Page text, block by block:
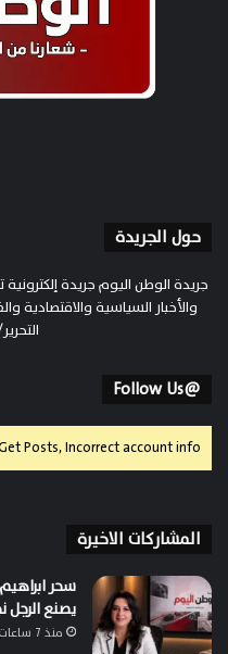
حول الجريدة
جريدة الوطن اليوم جريدة إلكترونية
والأخبار السياسية والاقتصادية
@Follow Us
Posts, Incorrect account info.
المشاركات الاخيرة
سحر
يصنع الرجل
منذ 7 ساعات